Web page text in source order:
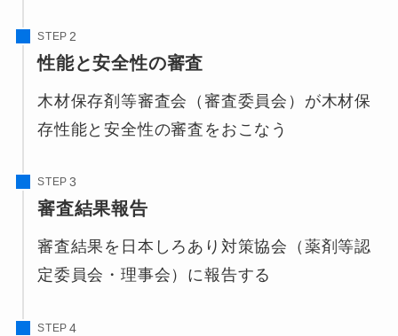
STEP
性能と安全性の審査
木材保存剤等審査会（審査委員会）が木材保
存性能と安全性の審査をおこなう
STEP
審査結果報告
審査結果を日本しろあり対策協会（薬剤等認
定委員会・理事会）に報告する
STEP